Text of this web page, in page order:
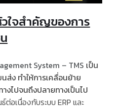
ใจสำคัญของการ
System – TMS เป็น
นส่ง ทำให้การเคลื่อนย้าย
ไปจนถึงปลายทางเป็นไป
อเนื่องกับระบบ ERP และ